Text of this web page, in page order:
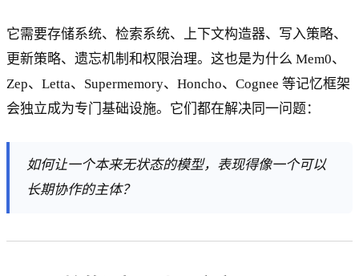
它需要存储系统、检索系统、上下文构造器、写入策略、
更新策略、遗忘机制和权限治理。这也是为什么 Mem0、
Zep、Letta、Supermemory、Honcho、Cognee 等记忆框架
会独立成为专门基础设施。它们都在解决同一问题：
如何让一个本来无状态的模型，表现得像一个可以
长期协作的主体？